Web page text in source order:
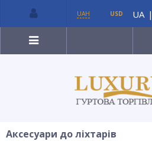
Аксесуари до ліхтарів
UAH USD UA |